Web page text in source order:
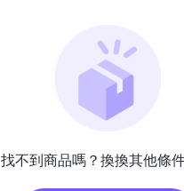
找不到商品嗎？換換其他條